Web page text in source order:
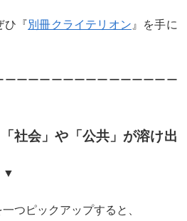
ひ『別冊クライテリオン 』を手に
ーーーーーーーーーーーーーー
社会」や「公共」が溶け出
▼
つピックアップすると、